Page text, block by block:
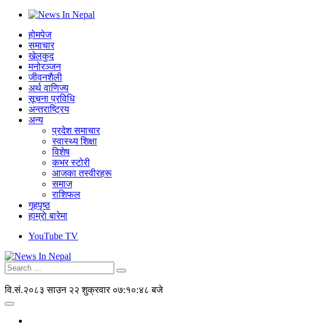
होमपेज
समाचार
खेलकुद
मनोरञ्जन
जीवनशैली
अर्थ वाणिज्य
सूचना प्रविधि
अन्तराष्ट्रिय
अन्य
प्रदेश समाचार
स्वास्थ्य शिक्षा
विशेष
कभर स्टोरी
आजका तस्वीरहरू
समाज
राशिफल
गृहपृष्ठ
हाम्राे बारेमा
YouTube TV
वि.सं.२०८३ साउन २२ शुक्रवार ०७:१०:४८ बजे